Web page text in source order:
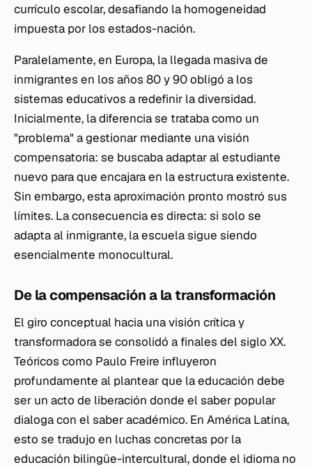
currículo escolar, desafiando la homogeneidad
impuesta por los estados-nación.
Paralelamente, en Europa, la llegada masiva de
inmigrantes en los años 80 y 90 obligó a los
sistemas educativos a redefinir la diversidad.
Inicialmente, la diferencia se trataba como un
"problema" a gestionar mediante una visión
compensatoria: se buscaba adaptar al estudiante
nuevo para que encajara en la estructura existente.
Sin embargo, esta aproximación pronto mostró sus
límites. La consecuencia es directa: si solo se
adapta al inmigrante, la escuela sigue siendo
esencialmente monocultural.
De la compensación a la transformación
El giro conceptual hacia una visión crítica y
transformadora se consolidó a finales del siglo XX.
Teóricos como Paulo Freire influyeron
profundamente al plantear que la educación debe
ser un acto de liberación donde el saber popular
dialoga con el saber académico. En América Latina,
esto se tradujo en luchas concretas por la
educación bilingüe-intercultural, donde el idioma no